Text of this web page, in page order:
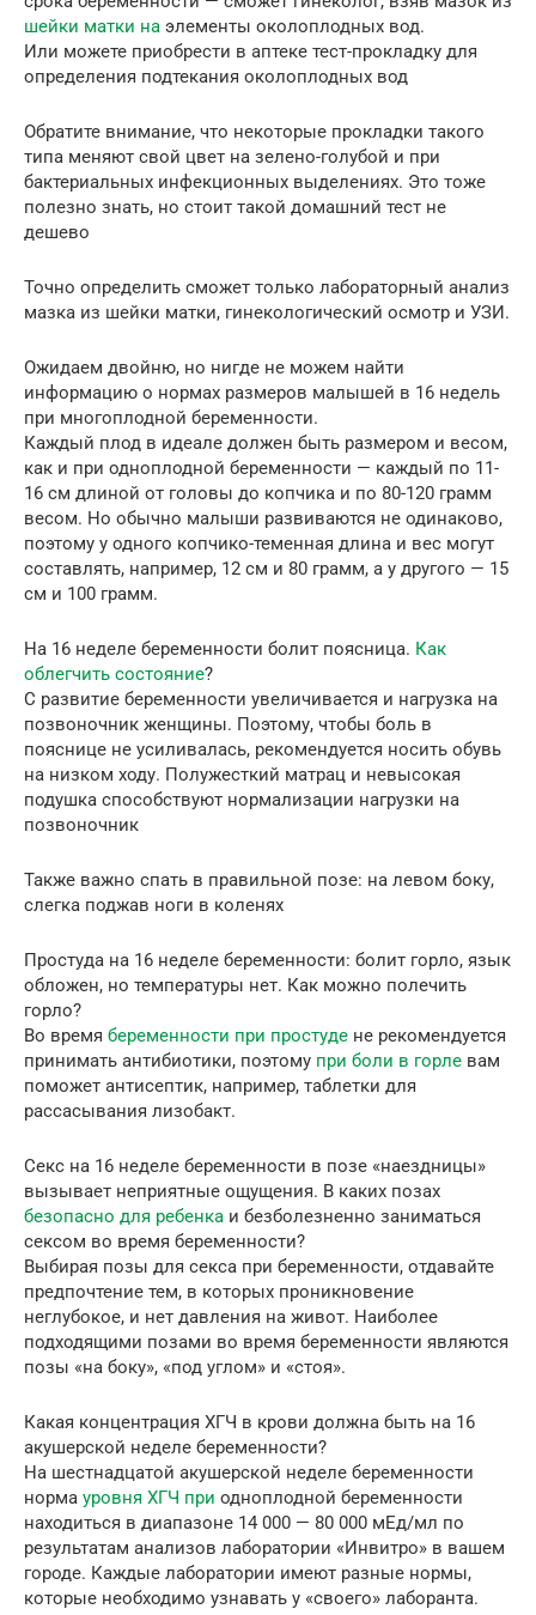
шейки матки на элементы околоплодных вод.
Или можете приобрести в аптеке тест-прокладку для
определения подтекания околоплодных вод
Обратите внимание, что некоторые прокладки такого
типа меняют свой цвет на зелено-голубой и при
бактериальных инфекционных выделениях. Это тоже
полезно знать, но стоит такой домашний тест не
дешево
Точно определить сможет только лабораторный анализ
мазка из шейки матки, гинекологический осмотр и УЗИ.
Ожидаем двойню, но нигде не можем найти
информацию о нормах размеров малышей в 16 недель
при многоплодной беременности.
Каждый плод в идеале должен быть размером и весом,
как и при одноплодной беременности — каждый по 11-
16 см длиной от головы до копчика и по 80-120 грамм
весом. Но обычно малыши развиваются не одинаково,
поэтому у одного копчико-теменная длина и вес могут
составлять, например, 12 см и 80 грамм, а у другого — 15
см и 100 грамм.
На 16 неделе беременности болит поясница. Как
облегчить состояние?
С развитие беременности увеличивается и нагрузка на
позвоночник женщины. Поэтому, чтобы боль в
пояснице не усиливалась, рекомендуется носить обувь
на низком ходу. Полужесткий матрац и невысокая
подушка способствуют нормализации нагрузки на
позвоночник
Также важно спать в правильной позе: на левом боку,
слегка поджав ноги в коленях
Простуда на 16 неделе беременности: болит горло, язык
обложен, но температуры нет. Как можно полечить
горло?
Во время беременности при простуде не рекомендуется
принимать антибиотики, поэтому при боли в горле вам
поможет антисептик, например, таблетки для
рассасывания лизобакт.
Секс на 16 неделе беременности в позе «наездницы»
вызывает неприятные ощущения. В каких позах
безопасно для ребенка и безболезненно заниматься
сексом во время беременности?
Выбирая позы для секса при беременности, отдавайте
предпочтение тем, в которых проникновение
неглубокое, и нет давления на живот. Наиболее
подходящими позами во время беременности являются
позы «на боку», «под углом» и «стоя».
Какая концентрация ХГЧ в крови должна быть на 16
акушерской неделе беременности?
На шестнадцатой акушерской неделе беременности
норма уровня ХГЧ при одноплодной беременности
находиться в диапазоне 14 000 — 80 000 мЕд/мл по
результатам анализов лаборатории «Инвитро» в вашем
городе. Каждые лаборатории имеют разные нормы,
которые необходимо узнавать у «своего» лаборанта.